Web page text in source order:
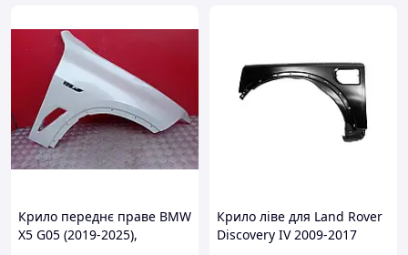
Крило переднє праве BMW
X5 G05 (2019-2025),
Крило ліве для Land Rover
Discovery IV 2009-2017